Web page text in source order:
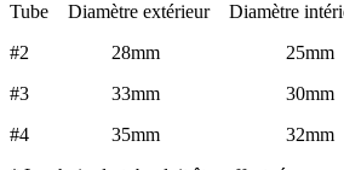
Tube Diamètre extérieur Diamètre
#2 28mm 25mm
#3 33mm 30mm
#4 35mm 32mm